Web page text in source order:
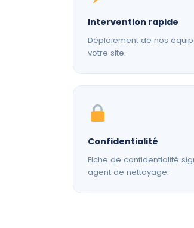
Intervention rapide
Déploiement de nos
votre site.
Confidentialité
Fiche de confidentialité
agent de nettoyage.